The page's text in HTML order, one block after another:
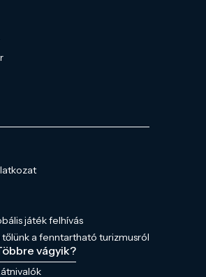
játék felhívás
a fenntartható turizmusról
vágyik?